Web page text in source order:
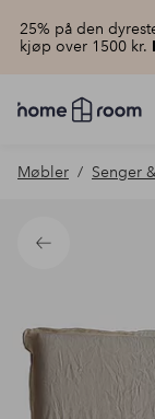
25% på den
kjøp over 1500 kr.
Homeroom
–
hjemmet
pris
Møbler Senger
Tilbake